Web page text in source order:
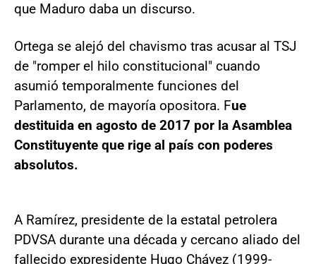
que Maduro daba un discurso.
Ortega se alejó del chavismo tras acusar al TSJ
de "romper el hilo constitucional" cuando
asumió temporalmente funciones del
Parlamento, de mayoría opositora. Fue
destituida en agosto de 2017 por la Asamblea
Constituyente que rige al país con poderes
absolutos.
A Ramírez, presidente de la estatal petrolera
PDVSA durante una década y cercano aliado del
fallecido expresidente Hugo Chávez (1999-